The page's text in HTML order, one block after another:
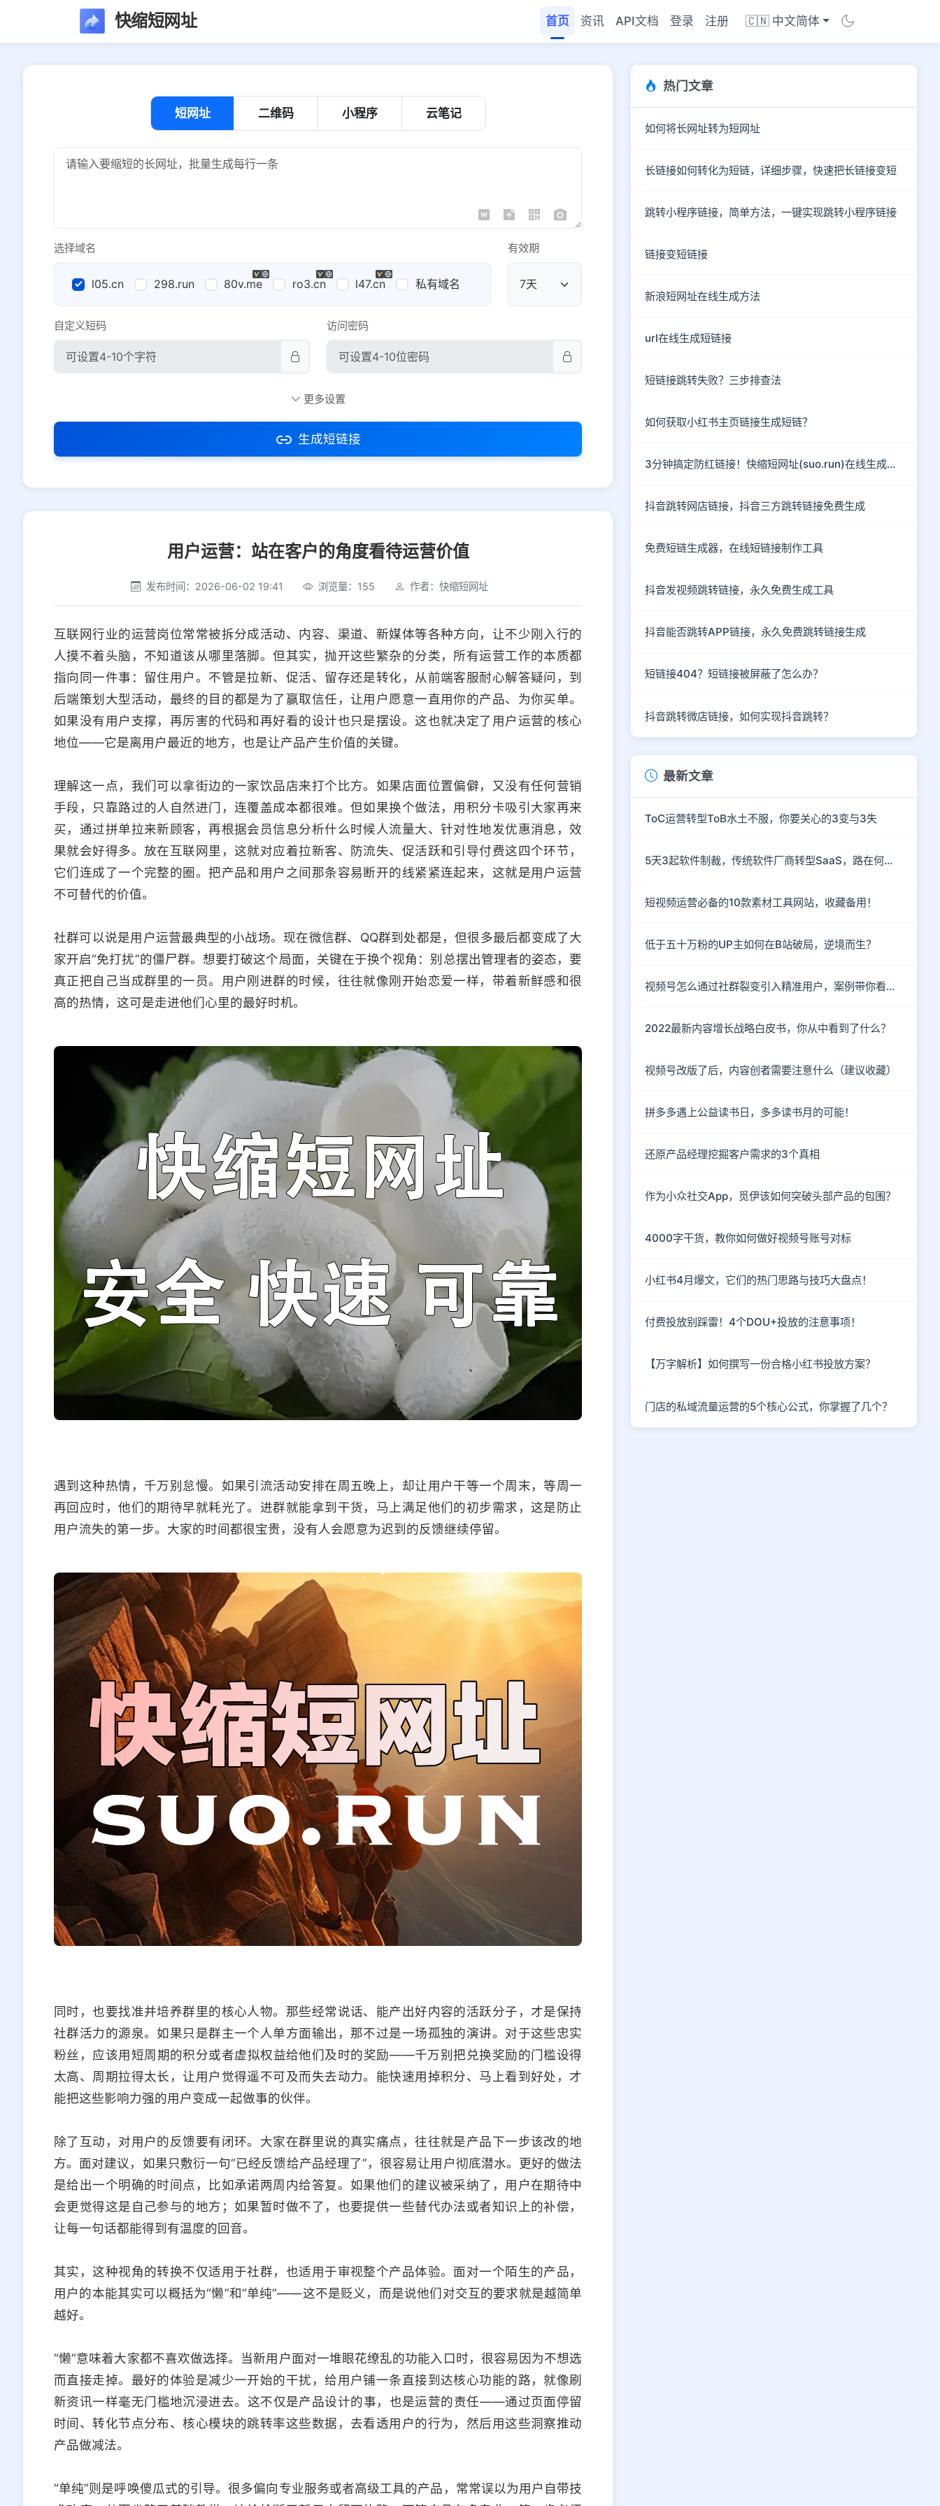
快缩短网址 首页 资讯 API文档 登录 注册 🇨🇳 中文简体
短网址 二维码 小程序 云笔记
选择域名
l05.cn 298.run 80v.me ro3.cn l47.cn 私有域名 公共域名
有效期
自定义短码 访问密码
社交平台 电商平台
选择防红平台类型，避免链接被拦截
平台设置
iOS Android PC 其他
更多设置
生成短链接
用户运营：站在客户的角度看待运营价值
发布时间：2026-06-02 19:41 浏览量：155 作者：快缩短网址
互联网行业的运营岗位常常被拆分成活动、内容、渠道、新媒体等各种方向，让不少刚入行的
人摸不着头脑，不知道该从哪里落脚。但其实，抛开这些繁杂的分类，所有运营工作的本质都
指向同一件事：留住用户。不管是拉新、促活、留存还是转化，从前端客服耐心解答疑问，到
后端策划大型活动，最终的目的都是为了赢取信任，让用户愿意一直用你的产品、为你买单。
如果没有用户支撑，再厉害的代码和再好看的设计也只是摆设。这也就决定了用户运营的核心
地位——它是离用户最近的地方，也是让产品产生价值的关键。
理解这一点，我们可以拿街边的一家饮品店来打个比方。如果店面位置偏僻，又没有任何营销
手段，只靠路过的人自然进门，连覆盖成本都很难。但如果换个做法，用积分卡吸引大家再来
买，通过拼单拉来新顾客，再根据会员信息分析什么时候人流量大、针对性地发优惠消息，效
果就会好得多。放在互联网里，这就对应着拉新客、防流失、促活跃和引导付费这四个环节，
它们连成了一个完整的圈。把产品和用户之间那条容易断开的线紧紧连起来，这就是用户运营
不可替代的价值。
社群可以说是用户运营最典型的小战场。现在微信群、QQ群到处都是，但很多最后都变成了大
家开启“免打扰”的僵尸群。想要打破这个局面，关键在于换个视角：别总摆出管理者的姿态，要
真正把自己当成群里的一员。用户刚进群的时候，往往就像刚开始恋爱一样，带着新鲜感和很
高的热情，这可是走进他们心里的最好时机。
遇到这种热情，千万别怠慢。如果引流活动安排在周五晚上，却让用户干等一个周末，等周一
再回应时，他们的期待早就耗光了。进群就能拿到干货，马上满足他们的初步需求，这是防止
用户流失的第一步。大家的时间都很宝贵，没有人会愿意为迟到的反馈继续停留。
同时，也要找准并培养群里的核心人物。那些经常说话、能产出好内容的活跃分子，才是保持
社群活力的源泉。如果只是群主一个人单方面输出，那不过是一场孤独的演讲。对于这些忠实
粉丝，应该用短周期的积分或者虚拟权益给他们及时的奖励——千万别把兑换奖励的门槛设得
太高、周期拉得太长，让用户觉得遥不可及而失去动力。能快速用掉积分、马上看到好处，才
能把这些影响力强的用户变成一起做事的伙伴。
除了互动，对用户的反馈要有闭环。大家在群里说的真实痛点，往往就是产品下一步该改的地
方。面对建议，如果只敷衍一句“已经反馈给产品经理了”，很容易让用户彻底潜水。更好的做法
是给出一个明确的时间点，比如承诺两周内给答复。如果他们的建议被采纳了，用户在期待中
会更觉得这是自己参与的地方；如果暂时做不了，也要提供一些替代办法或者知识上的补偿，
让每一句话都能得到有温度的回音。
其实，这种视角的转换不仅适用于社群，也适用于审视整个产品体验。面对一个陌生的产品，
用户的本能其实可以概括为“懒”和“单纯”——这不是贬义，而是说他们对交互的要求就是越简单
越好。
“懒”意味着大家都不喜欢做选择。当新用户面对一堆眼花缭乱的功能入口时，很容易因为不想选
而直接走掉。最好的体验是减少一开始的干扰，给用户铺一条直接到达核心功能的路，就像刷
新资讯一样毫无门槛地沉浸进去。这不仅是产品设计的事，也是运营的责任——通过页面停留
时间、转化节点分布、核心模块的跳转率这些数据，去看透用户的行为，然后用这些洞察推动
产品做减法。
“单纯”则是呼唤傻瓜式的引导。很多偏向专业服务或者高级工具的产品，常常误以为用户自带技
热门文章
如何将长网址转为短网址
长链接如何转化为短链，详细步骤，快速把长链接变短
跳转小程序链接，简单方法，一键实现跳转小程序链接
链接变短链接
新浪短网址在线生成方法
url在线生成短链接
短链接跳转失败？三步排查法
如何获取小红书主页链接生成短链？
3分钟搞定防红链接！快缩短网址(suo.run)在线生成指南
抖音跳转网店链接，抖音三方跳转链接免费生成
免费短链生成器，在线短链接制作工具
抖音发视频跳转链接，永久免费生成工具
抖音能否跳转APP链接，永久免费跳转链接生成
短链接404？短链接被屏蔽了怎么办？
抖音跳转微店链接，如何实现抖音跳转？
最新文章
ToC运营转型ToB水土不服，你要关心的3变与3失
5天3起软件制裁，传统软件厂商转型SaaS，路在何方？
短视频运营必备的10款素材工具网站，收藏备用！
低于五十万粉的UP主如何在B站破局，逆境而生？
视频号怎么通过社群裂变引入精准用户，案例带你看懂！
2022最新内容增长战略白皮书，你从中看到了什么？
视频号改版了后，内容创者需要注意什么（建议收藏）
拼多多遇上公益读书日，多多读书月的可能！
还原产品经理挖掘客户需求的3个真相
作为小众社交App，觅伊该如何突破头部产品的包围？
4000字干货，教你如何做好视频号账号对标
小红书4月爆文，它们的热门思路与技巧大盘点！
付费投放别踩雷！4个DOU+投放的注意事项！
【万字解析】如何撰写一份合格小红书投放方案？
门店的私域流量运营的5个核心公式，你掌握了几个？